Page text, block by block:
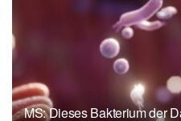
MS: Dieses Bakterium der